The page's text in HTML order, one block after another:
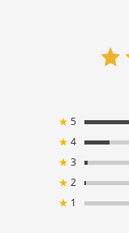
★ 5
★ 4
★ 3
★ 2
★ 1